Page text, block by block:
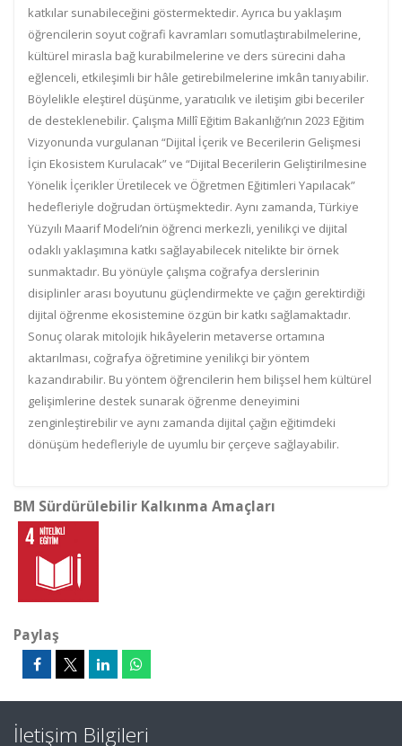
katkılar sunabileceğini göstermektedir. Ayrıca bu yaklaşım
öğrencilerin soyut coğrafi kavramları somutlaştırabilmelerine,
kültürel mirasla bağ kurabilmelerine ve ders sürecini daha
eğlenceli, etkileşimli bir hâle getirebilmelerine imkân tanıyabilir.
Böylelikle eleştirel düşünme, yaratıcılık ve iletişim gibi beceriler
de desteklenebilir. Çalışma Millî Eğitim Bakanlığı’nın 2023 Eğitim
Vizyonunda vurgulanan “Dijital İçerik ve Becerilerin Gelişmesi
İçin Ekosistem Kurulacak” ve “Dijital Becerilerin Geliştirilmesine
Yönelik İçerikler Üretilecek ve Öğretmen Eğitimleri Yapılacak”
hedefleriyle doğrudan örtüşmektedir. Aynı zamanda, Türkiye
Yüzyılı Maarif Modeli’nin öğrenci merkezli, yenilikçi ve dijital
odaklı yaklaşımına katkı sağlayabilecek nitelikte bir örnek
sunmaktadır. Bu yönüyle çalışma coğrafya derslerinin
disiplinler arası boyutunu güçlendirmekte ve çağın gerektirdiği
dijital öğrenme ekosistemine özgün bir katkı sağlamaktadır.
Sonuç olarak mitolojik hikâyelerin metaverse ortamına
aktarılması, coğrafya öğretimine yenilikçi bir yöntem
kazandırabilir. Bu yöntem öğrencilerin hem bilişsel hem kültürel
gelişimlerine destek sunarak öğrenme deneyimini
zenginleştirebilir ve aynı zamanda dijital çağın eğitimdeki
dönüşüm hedefleriyle de uyumlu bir çerçeve sağlayabilir.
BM Sürdürülebilir Kalkınma Amaçları
Paylaş
İletişim Bilgileri